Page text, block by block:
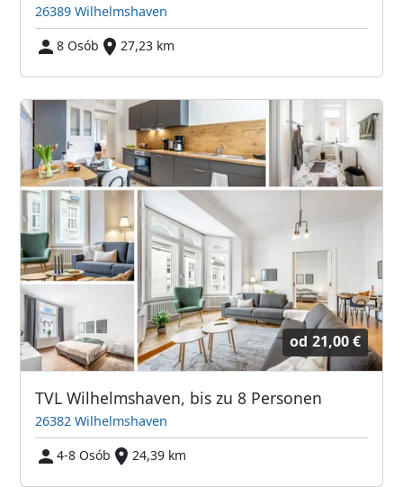
26389 Wilhelmshaven
8 Osób
27,23 km
od 21,00 €
TVL Wilhelmshaven, bis zu 8 Personen
26382 Wilhelmshaven
4-8 Osób
24,39 km